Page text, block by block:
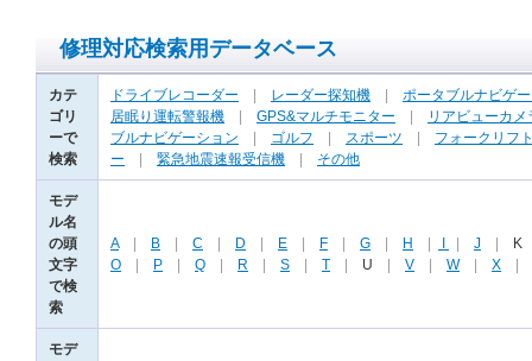
修理対応検索用データベース
カテ
ゴリ
ーで
検索
ドライブレコーダー レーダー探知機
ポータブルナビゲ
居眠り運転警報機
GPS&マルチモニター
リアビューカメ
ブルナビゲーション
ゴルフ スポーツ
フォークリフ
ー
緊急地震速報受信機 その他
モデ
ル名
の頭
文字
で検
索
A| B C D E F G H J K
O
P Q R S T U V W| X
モデ